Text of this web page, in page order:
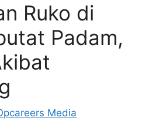
Ruko di
Padam,
Media